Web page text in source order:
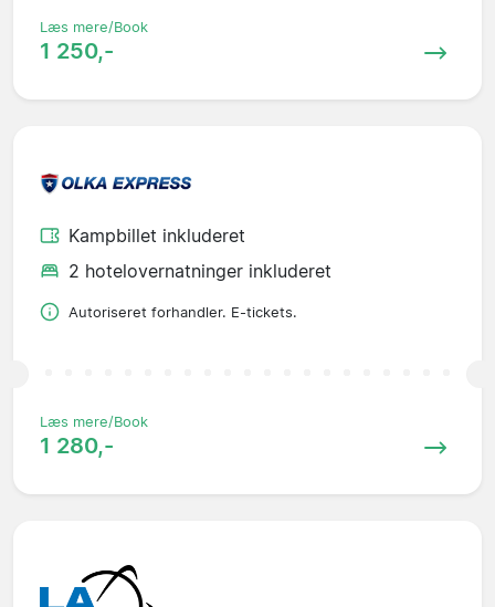
Læs mere/Book
1 250,-
Kampbillet inkluderet
2 hotelovernatninger inkluderet
Autoriseret forhandler. E-tickets.
Læs mere/Book
1 280,-